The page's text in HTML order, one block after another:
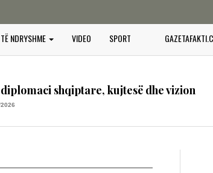
TË NDRYSHME VIDEO SPORT
Samitit të NATO –s në Ankara dhe
shqiptare, kujtesë dhe vizion
KËRCËNIM PËR PAQEN,